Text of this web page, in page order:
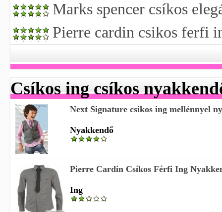
Marks spencer csíkos
Pierre cardin csikos ferfi
Csíkos ing csíkos
Next Signature csíkos ing mellénnyel
Nyakkendő
Pierre Cardin Csíkos Férfi Ing
Ing